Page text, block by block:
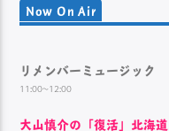
Now On Air
リメンバーミュージック
11:00~12:00
大山慎介の「復活」北海道